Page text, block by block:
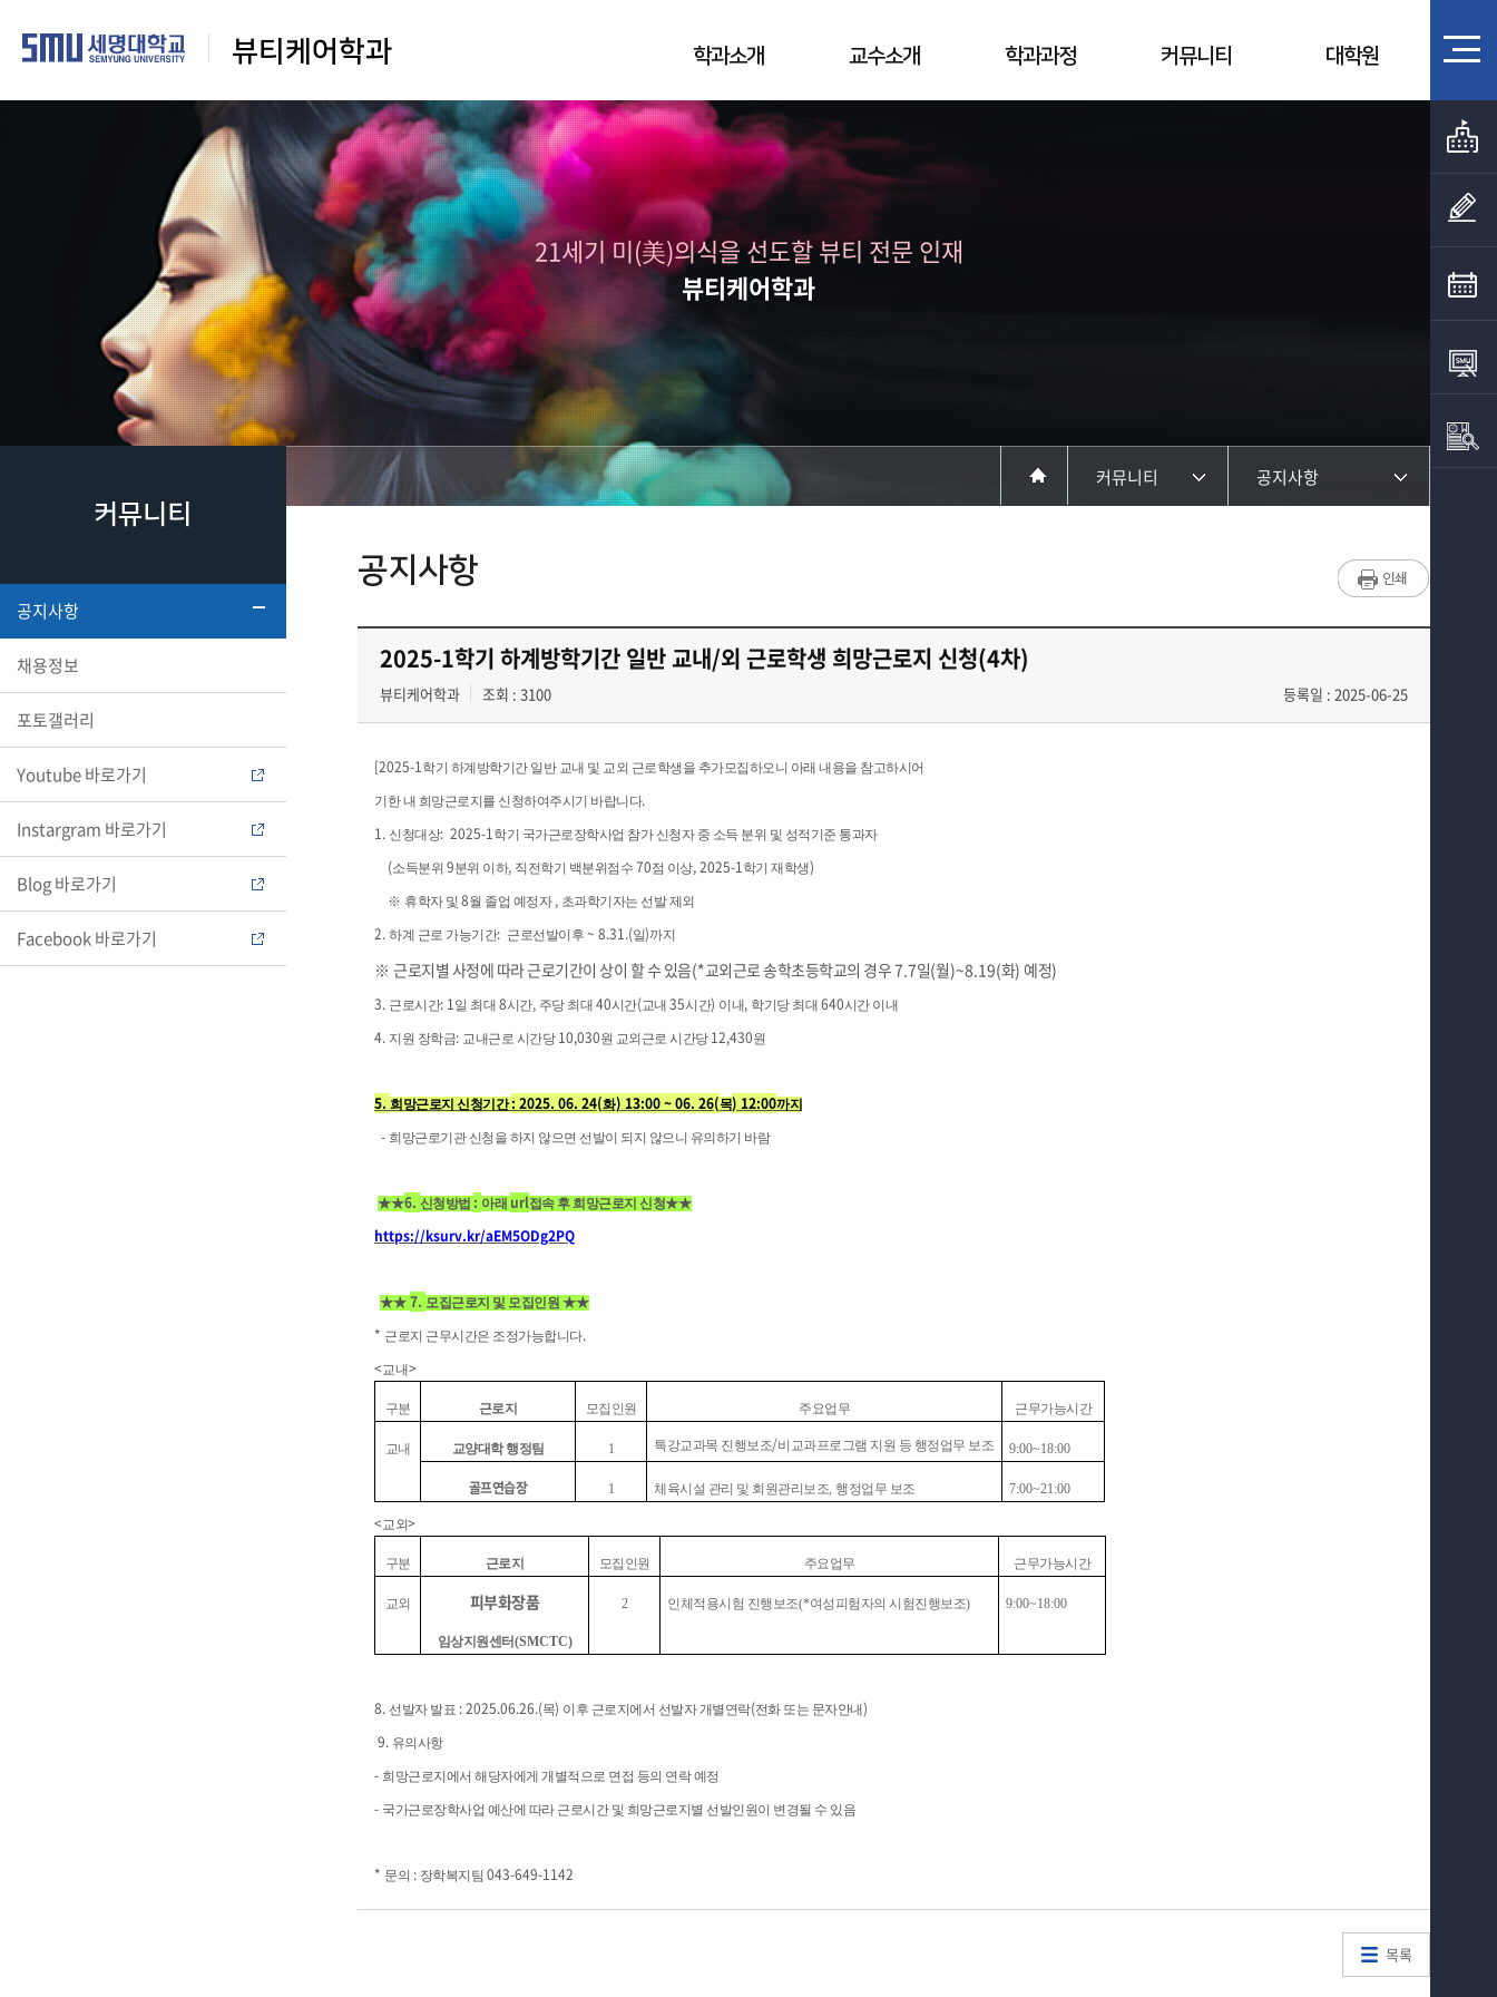
뷰티케어학과 학과소개 교수소개 학과과정 커뮤니티 대학원
21세기 미(美)의식을 선도할 뷰티 전문 인재
뷰티케어학과
커뮤니티
공지사항
채용정보
포토갤러리
Youtube 바로가기
Instargram 바로가기
Blog 바로가기
Facebook 바로가기
커뮤니티
학과과정
공지사항
포토갤러리
Youtube 바로가기
공지사항
2025-1학기 하계방학기간 일반 교내/외 근로학생 희망근로지 신청(4차)
뷰티케어학과 조회 : 3100 등록일 : 2025-06-25
[2025-1학기 하계방학기간 일반 교내 및 교외 근로학생을 추가모집하오니 아래 내용을 참고하시어
기한 내 희망근로지를 신청하여주시기 바랍니다.
1. 신청대상: 2025-1학기 국가근로장학사업 참가 신청자 중 소득 분위 및 성적기준 통과자
(소득분위 9분위 이하, 직전학기 백분위점수 70점 이상, 2025-1학기 재학생)
※ 휴학자 및 8월 졸업 예정자 , 초과학기자는 선발 제외
2. 하계 근로 가능기간: 근로선발이후 ~ 8.31.(일)까지
※ 근로지별 사정에 따라 근로기간이 상이 할 수 있음(*교외근로 송학초등학교의 경우7.7일(월)~8.19(화) 예정)
3. 근로시간: 1일 최대 8시간, 주당 최대 40시간(교내 35시간) 이내, 학기당 최대 640시간 이내
4. 지원 장학금: 교내근로 시간당 10,030원 교외근로 시간당 12,430원
5. 희망근로지 신청기간: 2025. 06. 24(화) 13:00 ~ 06. 26(목) 12:00까지
- 희망근로기관 신청을 하지 않으면 선발이 되지 않으니 유의하기 바람
★★6. 신청방법 : 아래 url접속 후 희망근로지 신청★★
https://ksurv.kr/aEM5ODg2PQ
★★ 7. 모집근로지 및 모집인원 ★★
* 근로지 근무시간은 조정가능합니다.
<교내>
구분 근로지 모집인원 주요업무 근무가능시간
교내 교양대학 행정팀 1 특강교과목 진행보조/비교과프로그램 지원 등 행정업무 보조 9:00~18:00
골프연습장 1 체육시설 관리 및 회원관리보조, 행정업무 보조 7:00~21:00
<교외>
구분 근로지 모집인원 주요업무 근무가능시간
교외 피부화장품
임상지원센터(SMCTC)
2 인체적용시험 진행보조(*여성피험자의 시험진행보조) 9:00~18:00
8. 선발자 발표 : 2025.06.26.(목) 이후 근로지에서 선발자 개별연락(전화 또는 문자안내)
9. 유의사항
- 희망근로지에서 해당자에게 개별적으로 면접 등의 연락 예정
- 국가근로장학사업 예산에 따라 근로시간 및 희망근로지별 선발인원이 변경될 수 있음
* 문의 : 장학복지팀 043-649-1142
목록